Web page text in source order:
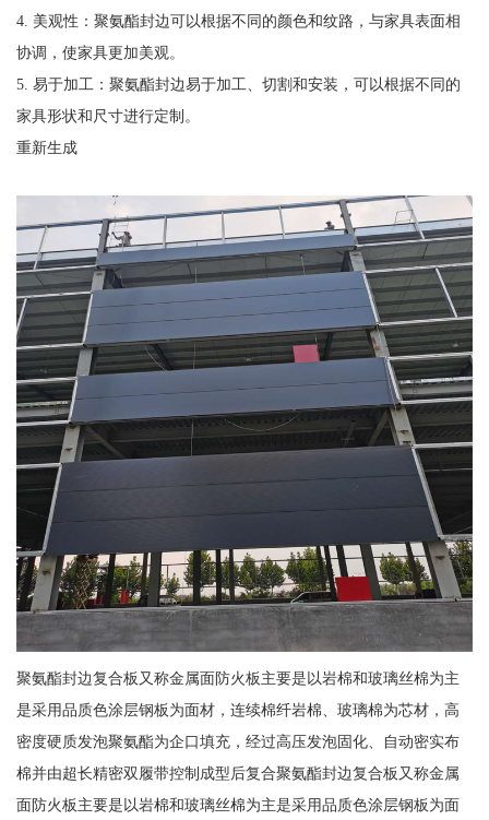
4. 美观性：聚氨酯封边可以根据不同的颜色和纹路，与家具表面相
协调，使家具更加美观。
5. 易于加工：聚氨酯封边易于加工、切割和安装，可以根据不同的
家具形状和尺寸进行定制。
重新生成
聚氨酯封边复合板又称金属面防火板主要是以岩棉和玻璃丝棉为主
是采用品质色涂层钢板为面材，连续棉纤岩棉、玻璃棉为芯材，高
密度硬质发泡聚氨酯为企口填充，经过高压发泡固化、自动密实布
棉并由超长精密双履带控制成型后复合聚氨酯封边复合板又称金属
面防火板主要是以岩棉和玻璃丝棉为主是采用品质色涂层钢板为面